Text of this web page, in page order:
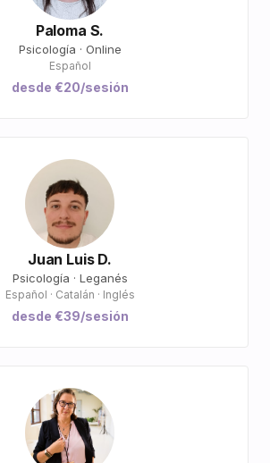
Paloma S.
Psicología · Online
Español
desde €20/sesión
Juan Luis D.
Psicología · Leganés
Español · Catalán · Inglés
desde €39/sesión